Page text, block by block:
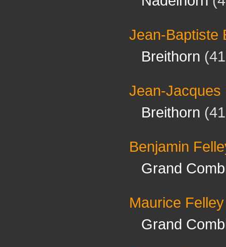
Jean-Baptiste
Breithorn
Jean-Jacques
Breithorn
Benjamin
Grand
Maurice Felley
Grand